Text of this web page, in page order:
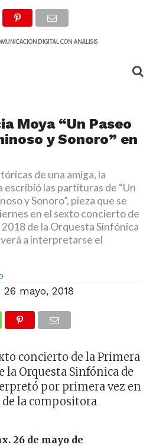
Moya “Un Paseo
y Sonoro” en
de una amiga, la
las partituras de “Un
y Sonoro”, pieza que se
en el sexto concierto de
de la Orquesta Sinfónica
a interpretarse el
26 mayo, 2018
concierto de la Primera
la Orquesta Sinfónica de
por primera vez en
de la compositora
26 de mayo de